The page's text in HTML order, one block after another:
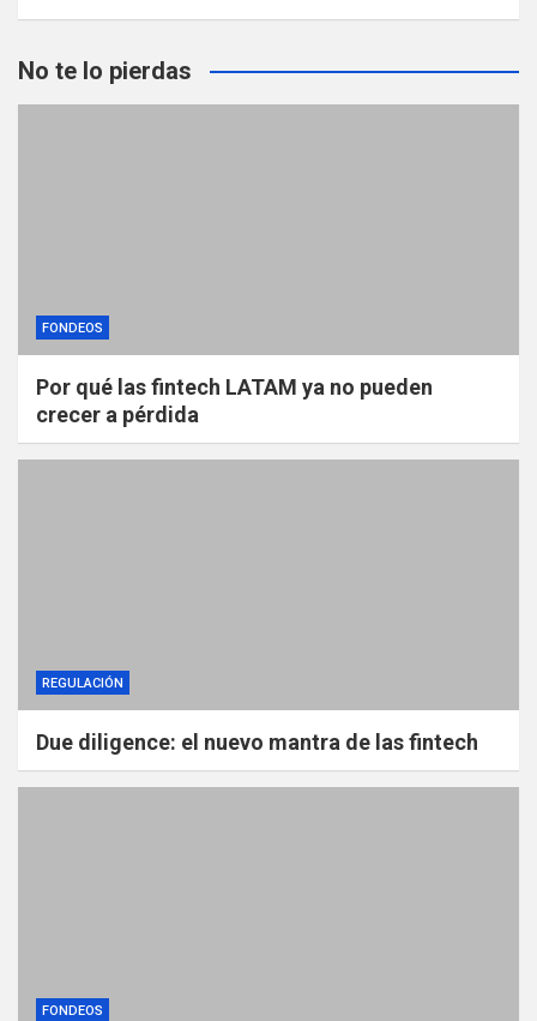
No te lo pierdas
FONDEOS
Por qué las fintech LATAM ya no pueden
crecer a pérdida
REGULACIÓN
Due diligence: el nuevo mantra de las fintech
FONDEOS